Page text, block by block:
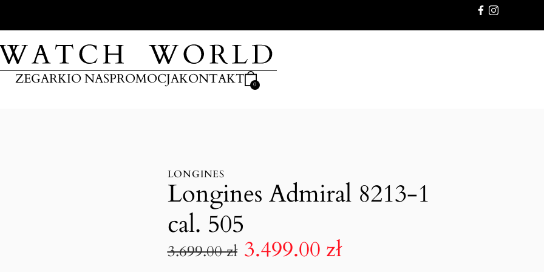
ZEGARKIO NASPROMOCJAKONTAKT 0
LONGINES
Longines Admiral 8213-1
cal. 505
3.699.00zł 3.499.00 zł